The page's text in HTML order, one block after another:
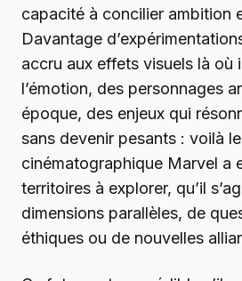
capacité à concilier ambition
Davantage
accru aux effets visuels là où
l’émotion, des personnages
époque, des enjeux qui
sans devenir pesants : voilà
cinématographique Marvel a
territoires à explorer, qu’il
dimensions parallèles, de
éthiques ou de nouvelles